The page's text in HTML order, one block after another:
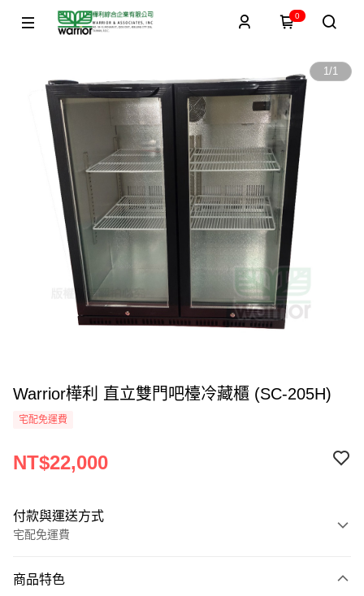
0
1/1
Warrior樺利 直立雙門吧檯冷藏櫃 (SC-205H)
宅配免運費
NT$22,000
付款與運送方式
宅配免運費
信用卡一次付款
商品特色